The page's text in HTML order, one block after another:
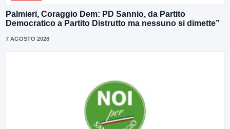
Palmieri, Coraggio Dem: PD Sannio, da Partito
Democratico a Partito Distrutto ma nessuno si dimette”
7 AGOSTO 2026